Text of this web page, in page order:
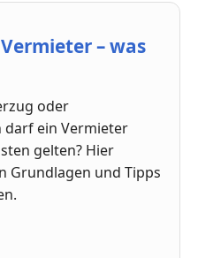
– was
oder
darf ein Vermieter
gelten? Hier
Grundlagen und Tipps